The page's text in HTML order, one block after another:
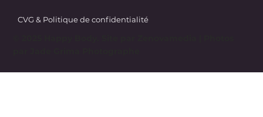
CVG & Politique de confidentialité